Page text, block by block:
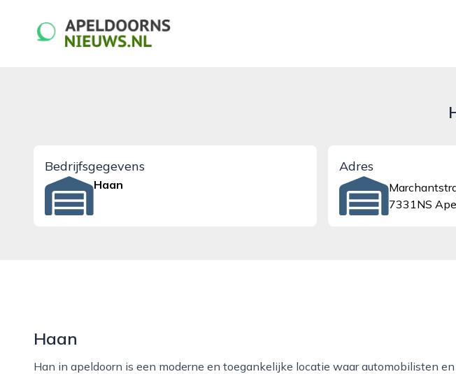
apeldoornsnieuws.nl
Bedrijfsgegevens
Haan
Adres
7331NS
Haan
Han in apeldoorn is een moderne en toegankelijke locatie waar automobilisten en andere passanten